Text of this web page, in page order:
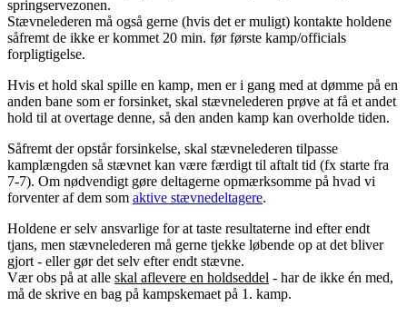
springservezonen.
Stævnelederen må også gerne (hvis det er muligt) kontakte holdene
såfremt de ikke er kommet 20 min. før første kamp/officials
forpligtigelse.
Hvis et hold skal spille en kamp, men er i gang med at dømme på en
anden bane som er forsinket, skal stævnelederen prøve at få et andet
hold til at overtage denne, så den anden kamp kan overholde tiden.
Såfremt der opstår forsinkelse, skal stævnelederen tilpasse
kamplængden så stævnet kan være færdigt til aftalt tid (fx starte fra
7-7). Om nødvendigt gøre deltagerne opmærksomme på hvad vi
forventer af dem som aktive stævnedeltagere.
Holdene er selv ansvarlige for at taste resultaterne ind efter endt
tjans, men stævnelederen må gerne tjekke løbende op at det bliver
gjort - eller gør det selv efter endt stævne.
Vær obs på at alle skal aflevere en holdseddel - har de ikke én med,
må de skrive en bag på kampskemaet på 1. kamp.